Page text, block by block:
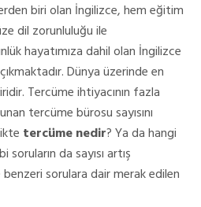
biri olan İngilizce, hem eğitim
dil zorunluluğu ile
hayatımıza dahil olan İngilizce
Dünya üzerinde en
Tercüme ihtiyacının fazla
tercüme bürosu sayısını
tercüme nedir? Ya da hangi
da sayısı artış
sorulara dair merak edilen